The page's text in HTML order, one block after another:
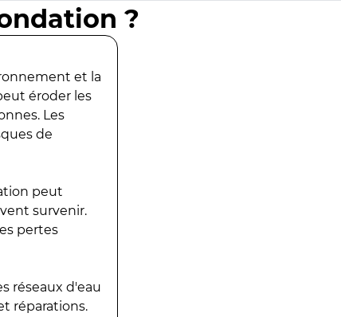
?
et la
éroder les
Les
de
peut
survenir.
pertes
réseaux d'eau
réparations.